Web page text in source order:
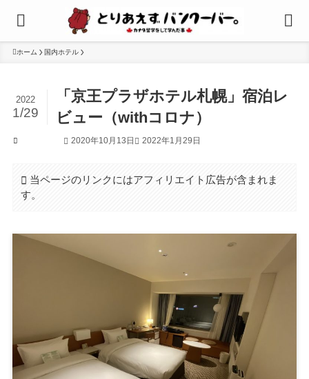
ホーム 国内ホテル
「京王プラザホテル札幌」宿泊レ
ビュー（withコロナ）
2022
1/29
2020年10月13日 2022年1月29日
当ページのリンクにはアフィリエイト広告が含まれま
す。